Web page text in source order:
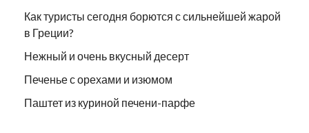
Как туристы сегодня борются с сильнейшей жарой
в Греции?
Нежный и очень вкусный десерт
Печенье с орехами и изюмом
Паштет из куриной печени-парфе